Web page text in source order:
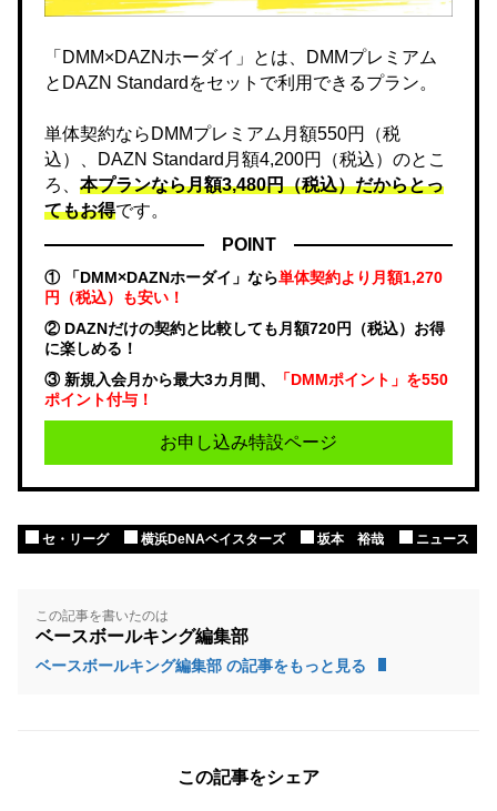
「DMM×DAZNホーダイ」とは、DMMプレミアム
とDAZN Standardをセットで利用できるプラン。
単体契約ならDMMプレミアム月額550円（税
込）、DAZN Standard月額4,200円（税込）のとこ
ろ、 本プランなら月額3,480円（税込）だからとっ
てもお得です。
POINT
① 「DMM×DAZNホーダイ」なら単体契約より月額1,270
円（税込）も安い！
② DAZNだけの契約と比較しても月額720円（税込）お得
に楽しめる！
③ 新規入会月から最大3カ月間、
「DMMポイント」を550
ポイント付与！
お申し込み特設ページ
セ・リーグ 横浜DeNAベイスターズ 坂本 裕哉 ニュース
この記事を書いたのは
ベースボールキング編集部
ベースボールキング編集部 の記事をもっと見る
この記事をシェア